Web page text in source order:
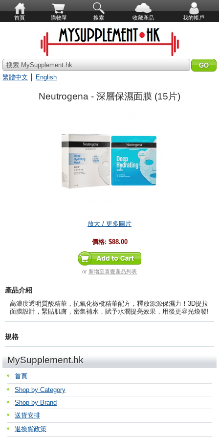
首頁 購物單 搜索 收藏產品 我的帳戶
搜索 MySupplement.hk
繁體中文
English
Neutrogena - 深層保濕面膜 (15片)
放大 / 更多圖片
價格: $88.00
or 新增至喜愛產品列表
產品介紹
高濃度透明質酸精華，抗氧化橄欖精華配方，釋放源源保濕力！3D提拉
面膜設計，緊貼肌膚，密集補水，賦予水潤提亮效果，用後更容光煥發!
規格
MySupplement.hk
首頁
Shop by Category
Shop by Brand
送貨安排
退換貨政策